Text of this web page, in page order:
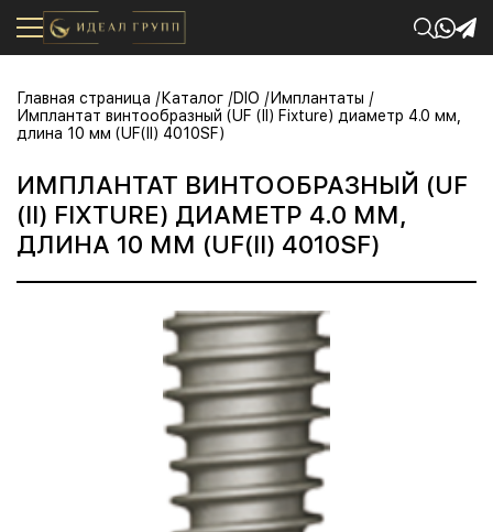
Главная страница Каталог DIO
Имплантаты
Имплантат винтообразный (UF (II) Fixture) диаметр 4.0 мм,
длина 10 мм (UF(II) 4010SF)
ИМПЛАНТАТ ВИНТООБРАЗНЫЙ (UF
(II) FIXTURE) ДИАМЕТР 4.0 ММ,
ДЛИНА 10 ММ (UF(II) 4010SF)